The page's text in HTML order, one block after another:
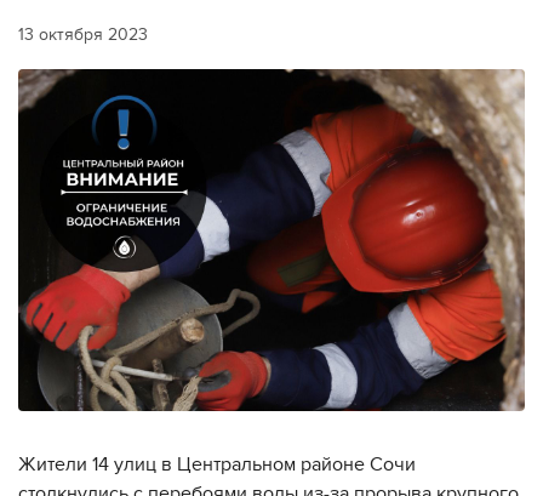
13 октября 2023
Жители 14 улиц в Центральном районе Сочи